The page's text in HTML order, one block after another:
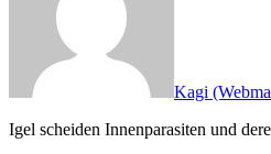
Kagi
Igel scheiden Innenparasiten und